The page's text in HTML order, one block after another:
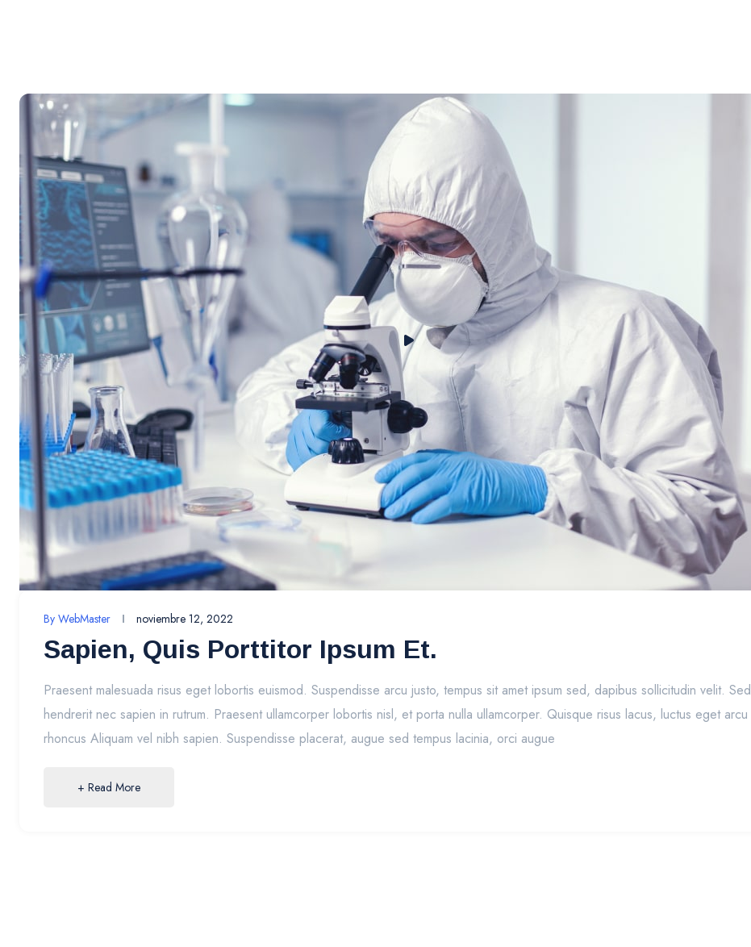
By WebMaster noviembre 12, 2022
Sapien, Quis Porttitor Ipsum Et.
Praesent malesuada risus eget lobortis euismod. Suspendisse arcu justo, tempus sit amet ipsum sed, dapibus sollicitudin velit. Sed
hendrerit nec sapien in rutrum. Praesent ullamcorper lobortis nisl, et porta nulla ullamcorper. Quisque risus lacus, luctus eget arcu
rhoncus Aliquam vel nibh sapien. Suspendisse placerat, augue sed tempus lacinia, orci augue
+ Read More